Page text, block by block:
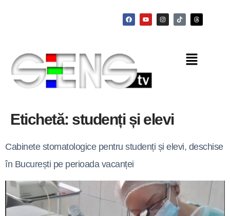
Etichetă: studenți și elevi
Cabinete stomatologice pentru studenți și elevi, deschise
în București pe perioada vacanței